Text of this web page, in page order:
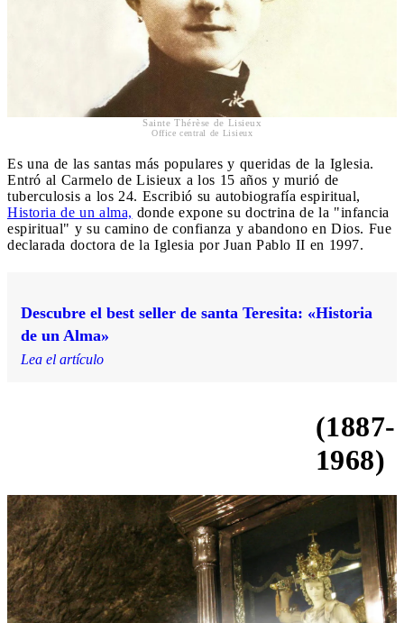
Sainte Thérèse de Lisieux
Office central de Lisieux
Es una de las santas más populares y queridas de la Iglesia.
Entró al Carmelo de Lisieux a los 15 años y murió de
tuberculosis a los 24. Escribió su autobiografía espiritual,
Historia de un alma, donde expone su doctrina de la "infancia
espiritual" y su camino de confianza y abandono en Dios. Fue
declarada doctora de la Iglesia por Juan Pablo II en 1997.
Descubre el best seller de santa Teresita: «Historia
de un Alma»
Lea el artículo
(1887-
1968)